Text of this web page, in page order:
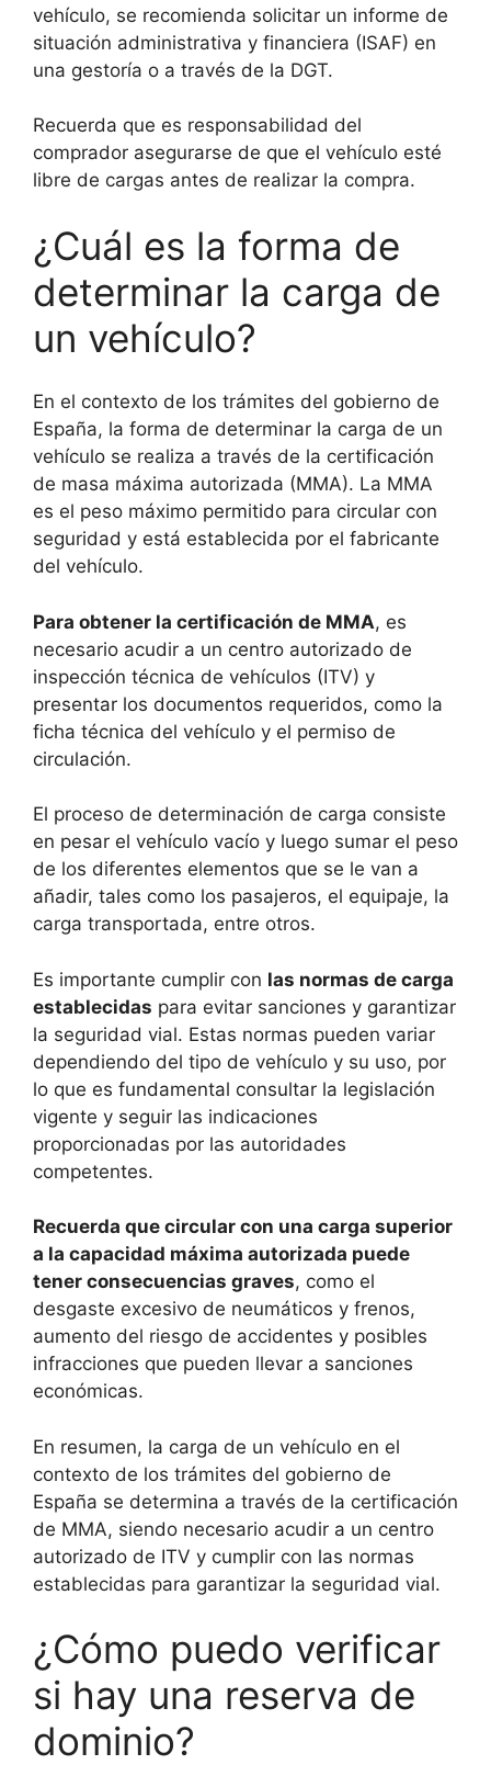
vehículo, se recomienda solicitar un informe de
situación administrativa y financiera (ISAF) en
una gestoría o a través de la DGT.
Recuerda que es responsabilidad del
comprador asegurarse de que el vehículo esté
libre de cargas antes de realizar la compra.
¿Cuál es la forma de
determinar la carga de
un vehículo?
En el contexto de los trámites del gobierno de
España, la forma de determinar la carga de un
vehículo se realiza a través de la certificación
de masa máxima autorizada (MMA). La MMA
es el peso máximo permitido para circular con
seguridad y está establecida por el fabricante
del vehículo.
Para obtener la certificación de MMA, es
necesario acudir a un centro autorizado de
inspección técnica de vehículos (ITV) y
presentar los documentos requeridos, como la
ficha técnica del vehículo y el permiso de
circulación.
El proceso de determinación de carga consiste
en pesar el vehículo vacío y luego sumar el peso
de los diferentes elementos que se le van a
añadir, tales como los pasajeros, el equipaje, la
carga transportada, entre otros.
Es importante cumplir con las normas de carga
establecidas para evitar sanciones y garantizar
la seguridad vial. Estas normas pueden variar
dependiendo del tipo de vehículo y su uso, por
lo que es fundamental consultar la legislación
vigente y seguir las indicaciones
proporcionadas por las autoridades
competentes.
Recuerda que circular con una carga superior
a la capacidad máxima autorizada puede
tener consecuencias graves, como el
desgaste excesivo de neumáticos y frenos,
aumento del riesgo de accidentes y posibles
infracciones que pueden llevar a sanciones
económicas.
En resumen, la carga de un vehículo en el
contexto de los trámites del gobierno de
España se determina a través de la certificación
de MMA, siendo necesario acudir a un centro
autorizado de ITV y cumplir con las normas
establecidas para garantizar la seguridad vial.
¿Cómo puedo verificar
si hay una reserva de
dominio?